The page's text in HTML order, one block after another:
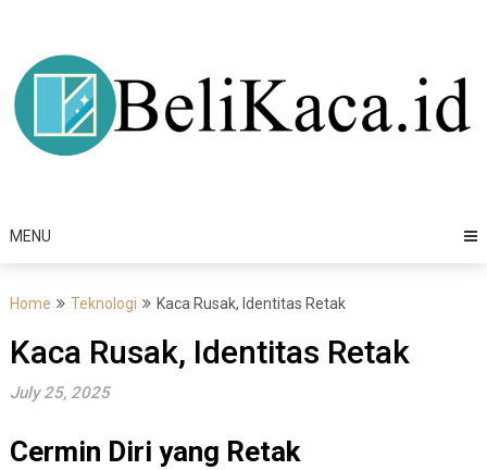
content
MENU
Home Teknologi Kaca Rusak, Identitas Retak
Kaca Rusak, Identitas Retak
July 25, 2025
Cermin Diri yang Retak